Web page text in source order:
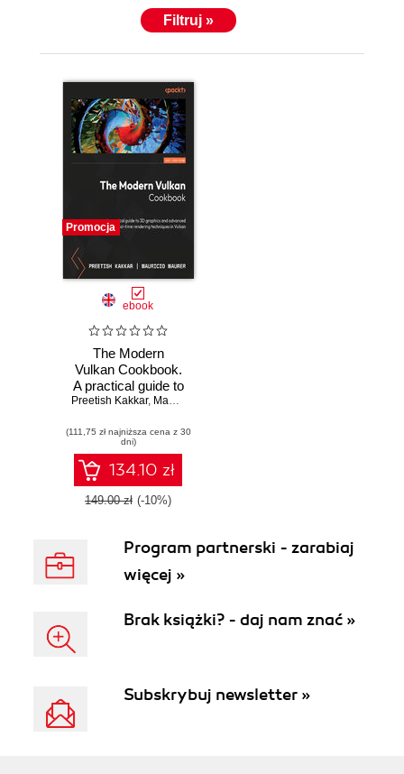
Filtruj »
Promocja
ebook
The Modern
Vulkan Cookbook.
A practical guide to
3D graphics and
rendering
techniques in
Vulkan
Preetish Kakkar, Mauricio Maurer
(111,75 zł najniższa cena z 30
dni)
134.10 zł
149.00 zł (-10%)
Program partnerski - zarabiaj
więcej »
Brak książki? - daj nam znać »
Subskrybuj newsletter »